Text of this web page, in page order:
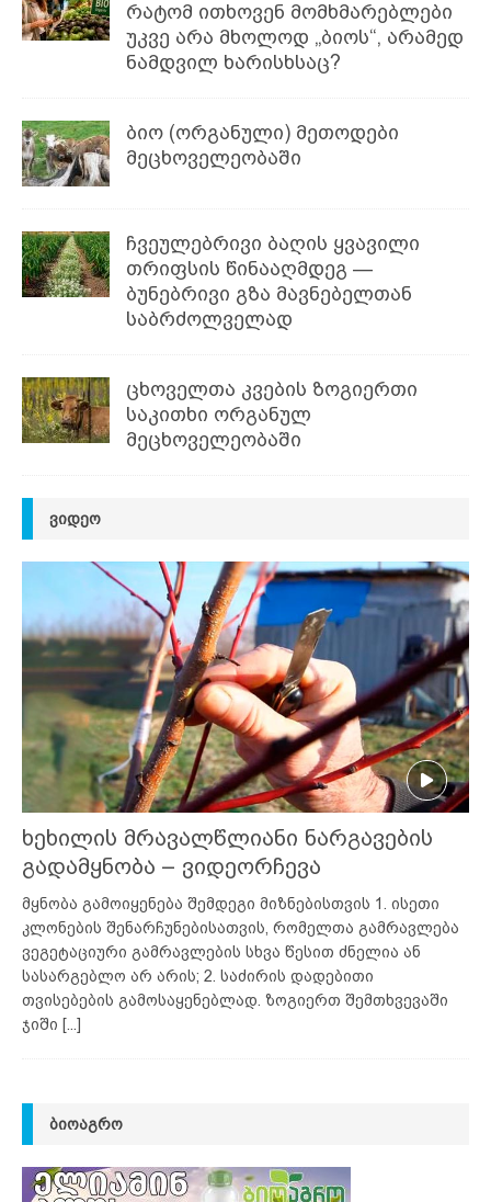
რატომ ითხოვენ მომხმარებლები
უკვე არა მხოლოდ „ბიოს“, არამედ
ნამდვილ ხარისხსაც?
ბიო (ორგანული) მეთოდები
მეცხოველეობაში
ჩვეულებრივი ბაღის ყვავილი
თრიფსის წინააღმდეგ —
ბუნებრივი გზა მავნებელთან
საბრძოლველად
ცხოველთა კვების ზოგიერთი
საკითხი ორგანულ
მეცხოველეობაში
ᲕᲘᲓᲔᲝ
ხეხილის მრავალწლიანი ნარგავების
გადამყნობა – ვიდეორჩევა
მყნობა გამოიყენება შემდეგი მიზნებისთვის 1. ისეთი
კლონების შენარჩუნებისათვის, რომელთა გამრავლება
ვეგეტაციური გამრავლების სხვა წესით ძნელია ან
სასარგებლო არ არის; 2. საძირის დადებითი
თვისებების გამოსაყენებლად. ზოგიერთ შემთხვევაში
ჯიში [...]
ᲑᲘᲝᲐᲒᲠᲝ